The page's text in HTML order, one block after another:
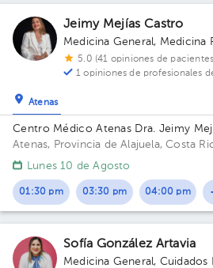
Jeimy Mejías Castro
Medicina General, Medicina
5.0 (41 opiniones de
1 opiniones de profesionales
Atenas
Centro Médico Atenas Dra. Jeimy
Atenas, Provincia de Alajuela, Costa
Médico Atenas, Dentro de FarmAtenas
Lunes 10 de Agosto
01:30 pm 03:30 pm 04:00 pm
Sofía González Artavia
Medicina General, Cuidados